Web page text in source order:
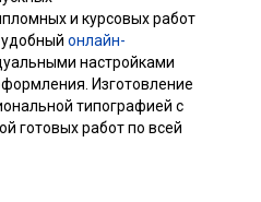
и курсовых работ
онлайн-
настройками
Изготовление
типографией с
готовых работ по всей